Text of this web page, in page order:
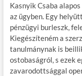
Kasnyik Csaba
az ügyben. Egy
pénzügyi burleszk,
Kiegészíteném a
tanulmánynak is
ostobaságról, s ezek
zavarodottsággal